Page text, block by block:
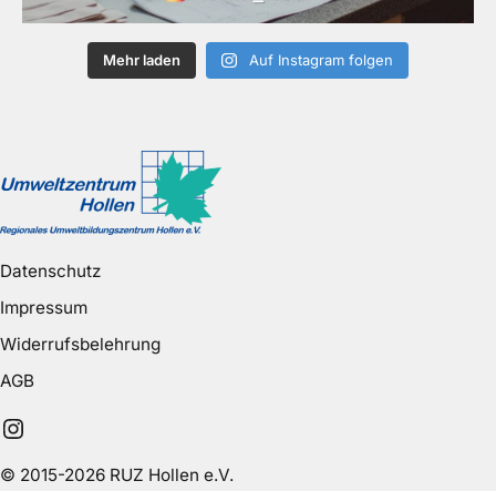
Mehr laden Auf Instagram folgen
© 2015-2026 RUZ Hollen e.V.
Datenschutz
Impressum
Widerrufsbelehrung
AGB